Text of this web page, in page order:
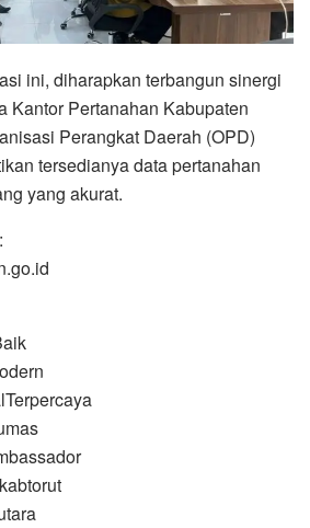
ini, diharapkan terbangun sinergi
Kantor Pertanahan Kabupaten
Perangkat Daerah (OPD)
tersedianya data pertanahan
yang akurat.